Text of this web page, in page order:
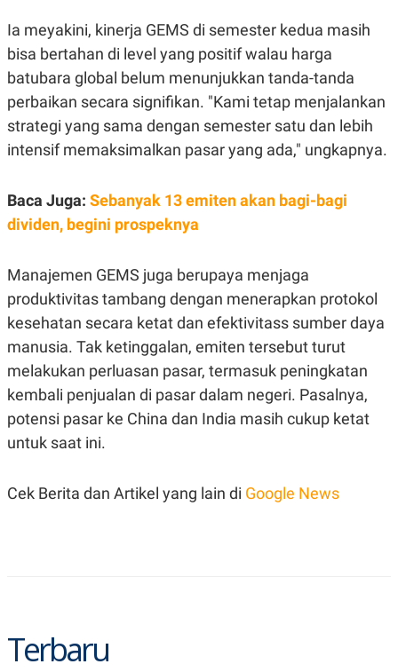
O
N
T
A
T
V
I
P
S
U
K
O
N
A
C
A
E
M
Y
P
R
R
E
L
E
S
E
.
I
A
G
A
I
R
J
E
P
A
D
Ia meyakini, kinerja GEMS di semester kedua masih
bisa bertahan di level yang positif walau harga
batubara global belum menunjukkan tanda-tanda
perbaikan secara signifikan. "Kami tetap menjalankan
strategi yang sama dengan semester satu dan lebih
intensif memaksimalkan pasar yang ada," ungkapnya.
Baca Juga: Sebanyak 13 emiten akan bagi-bagi
dividen, begini prospeknya
Manajemen GEMS juga berupaya menjaga
produktivitas tambang dengan menerapkan protokol
kesehatan secara ketat dan efektivitass sumber daya
manusia. Tak ketinggalan, emiten tersebut turut
melakukan perluasan pasar, termasuk peningkatan
kembali penjualan di pasar dalam negeri. Pasalnya,
potensi pasar ke China dan India masih cukup ketat
untuk saat ini.
Cek Berita dan Artikel yang lain di Google News
Terbaru